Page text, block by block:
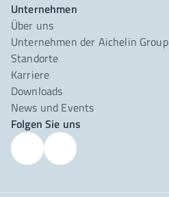
Unternehmen
Über uns
Unternehmen der Aichelin Group
Standorte
Karriere
Downloads
News und Events
Folgen Sie uns